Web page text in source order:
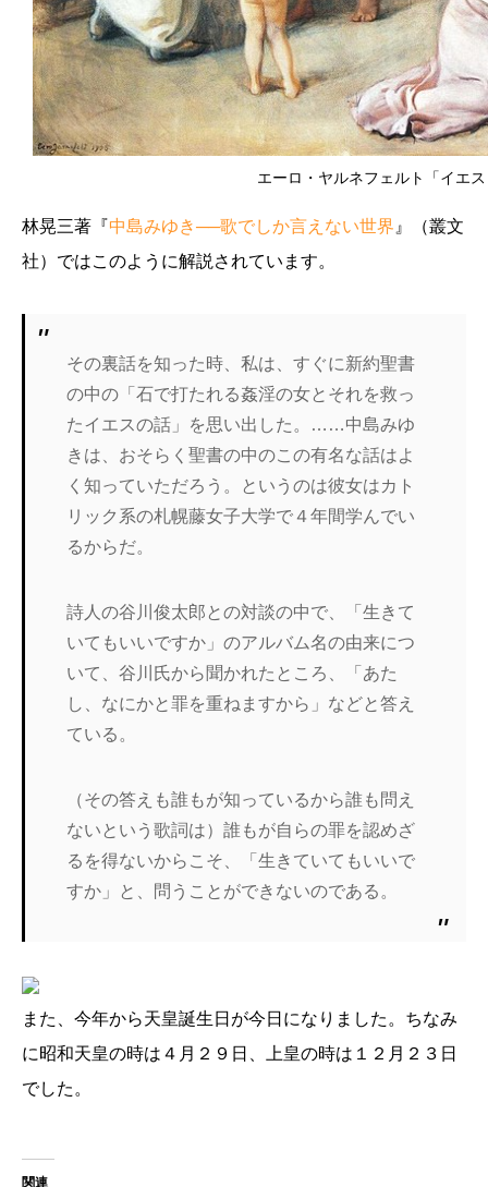
エーロ・ヤルネフェルト「イエ
林晃三著『中島みゆき──歌でしか言えない世界 』（叢文
社）ではこのように解説されています。
その裏話を知った時、私は、すぐに新約聖書
の中の「石で打たれる姦淫の女とそれを救っ
たイエスの話」を思い出した。……中島みゆ
きは、おそらく聖書の中のこの有名な話はよ
く知っていただろう。というのは彼女はカト
リック系の札幌藤女子大学で４年間学んでい
るからだ。
詩人の谷川俊太郎との対談の中で、「生きて
いてもいいですか」のアルバム名の由来につ
いて、谷川氏から聞かれたところ、「あた
し、なにかと罪を重ねますから」などと答え
ている。
（その答えも誰もが知っているから誰も問え
ないという歌詞は）誰もが自らの罪を認めざ
るを得ないからこそ、「生きていてもいいで
すか」と、問うことができないのである。
また、今年から天皇誕生日が今日になりました。ちなみ
に昭和天皇の時は４月２９日、上皇の時は１２月２３日
でした。
関連